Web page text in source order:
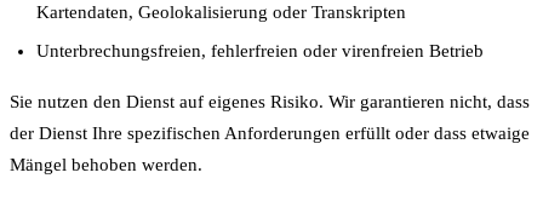
Kartendaten, Geolokalisierung oder Transkripten
Unterbrechungsfreien, fehlerfreien oder virenfreien Betrieb
Sie nutzen den Dienst auf eigenes Risiko. Wir garantieren nicht, dass
der Dienst Ihre spezifischen Anforderungen erfüllt oder dass etwaige
Mängel behoben werden.